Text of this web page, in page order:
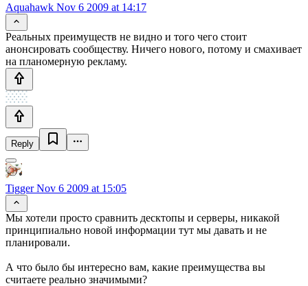
Aquahawk Nov 6 2009 at 14:17
Реальных преимуществ не видно и того чего стоит
анонсировать сообществу. Ничего нового, потому и смахивает
на планомерную рекламу.
Reply
TiggerNov 6 2009 at 15:05
Мы хотели просто сравнить десктопы и серверы, никакой
принципиально новой информации тут мы давать и не
планировали.
А что было бы интересно вам, какие преимущества вы
считаете реально значимыми?